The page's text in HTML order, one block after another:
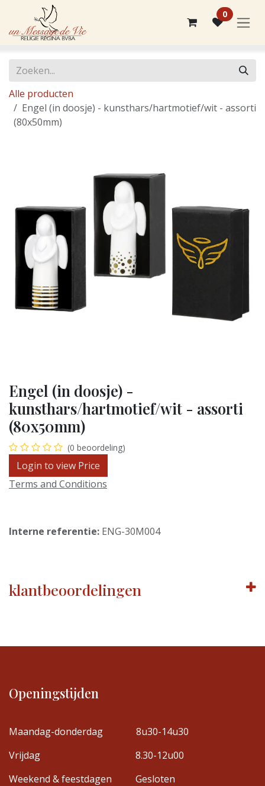
Overslaan naar inhoud
0
Alle producten
Engel (in doosje) - kunsthars/hartmotief/wit - assorti
(80x50mm)
Engel (in doosje) -
kunsthars/hartmotief/wit - assorti
(80x50mm)
(0 beoordeling)
Login to view Price
Terms and Conditions
Interne referentie: ENG-30M004
klantbeoordelingen
Openingstijden
Maandag-donderdag
8u30-14u30
Vrijdag
8.30-12u00
Weekend & feestdagen
Gesloten